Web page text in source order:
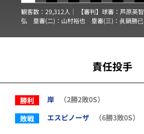
観客数：29,312人｜ 【審判】球審： 芦原英智
弘 塁審(二)： 山村裕也 塁審(三)： 眞鍋勝已
責任投手
勝利 岸
（2勝2敗0S）
敗戦
エスピノーザ （6勝3敗0S）